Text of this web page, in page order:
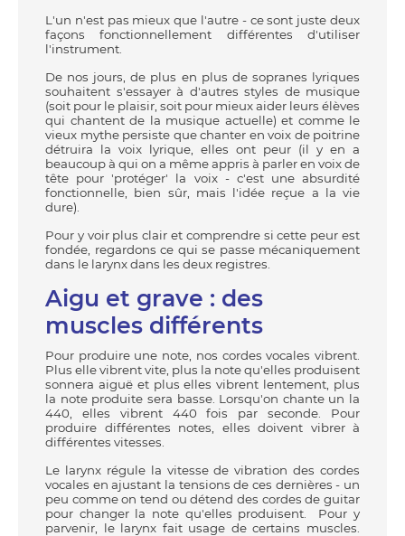
L'un n'est pas mieux que l'autre - ce sont juste deux
façons fonctionnellement différentes d'utiliser
l'instrument.
De nos jours, de plus en plus de sopranes lyriques
souhaitent s'essayer à d'autres styles de musique
(soit pour le plaisir, soit pour mieux aider leurs élèves
qui chantent de la musique actuelle) et comme le
vieux mythe persiste que chanter en voix de poitrine
détruira la voix lyrique, elles ont peur (il y en a
beaucoup à qui on a même appris à parler en voix de
tête pour 'protéger' la voix - c'est une absurdité
fonctionnelle, bien sûr, mais l'idée reçue a la vie
dure).
Pour y voir plus clair et comprendre si cette peur est
fondée, regardons ce qui se passe mécaniquement
dans le larynx dans les deux registres.
Aigu et grave : des
muscles différents
Pour produire une note, nos cordes vocales vibrent.
Plus elle vibrent vite, plus la note qu'elles produisent
sonnera aiguë et plus elles vibrent lentement, plus
la note produite sera basse. Lorsqu'on chante un la
440, elles vibrent 440 fois par seconde. Pour
produire différentes notes, elles doivent vibrer à
différentes vitesses.
Le larynx régule la vitesse de vibration des cordes
vocales en ajustant la tensions de ces dernières - un
peu comme on tend ou détend des cordes de guitar
pour changer la note qu'elles produisent. Pour y
parvenir, le larynx fait usage de certains muscles.